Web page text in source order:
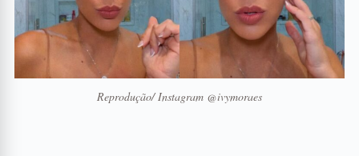
Reprodução/ Instagram @ivymoraes